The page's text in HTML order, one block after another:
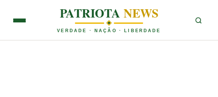
PATRIOTANEWS
VERDADE · NAÇÃO · LIBERDADE